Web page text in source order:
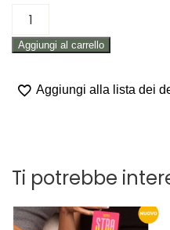
GIOCO
SCATOLA
FAMIGLIA
quantità
Aggiungi al carrello
Aggiungi alla lista dei
Ti potrebbe